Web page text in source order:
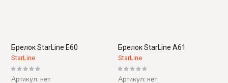
Брелок StarLine E60
StarLine
Артикул: нет
Брелок StarLine A61
StarLine
Артикул: нет